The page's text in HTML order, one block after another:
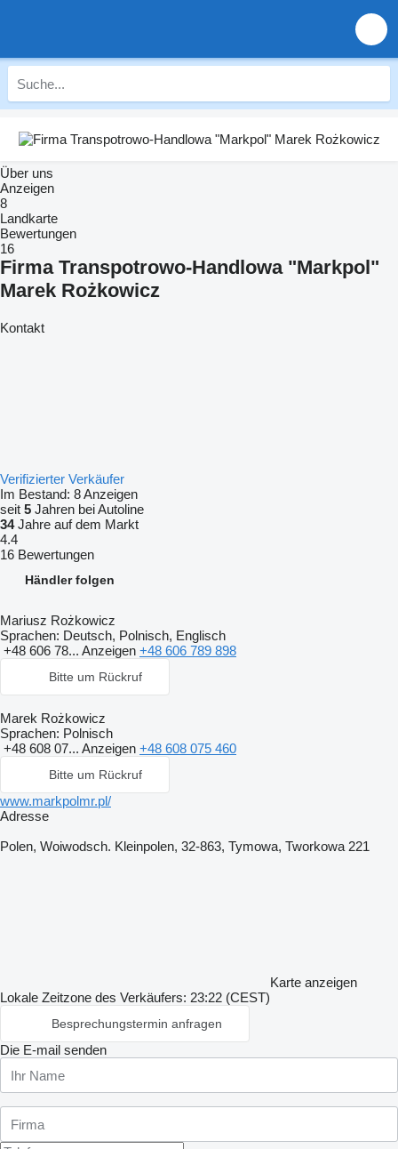
Über uns
Anzeigen
8
Landkarte
Bewertungen
16
Firma Transpotrowo-Handlowa "Markpol"
Marek Rożkowicz
Kontakt
Verifizierter Verkäufer
Im Bestand: 8 Anzeigen
seit 5 Jahren bei Autoline
34Jahre auf dem Markt
4.4
16 Bewertungen
Händler folgen
Mariusz Rożkowicz
Sprachen: Deutsch, Polnisch, Englisch
+48 606 78... Anzeigen +48 606 789 898
Bitte um Rückruf
Marek Rożkowicz
Sprachen: Polnisch
+48 608 07... Anzeigen +48 608 075 460
Bitte um Rückruf
www.markpolmr.pl/
Adresse
Polen, Woiwodsch. Kleinpolen, 32-863, Tymowa, Tworkowa 221
Karte anzeigen
Lokale Zeitzone des Verkäufers: 23:22 (CEST)
Besprechungstermin anfragen
Die E-mail senden